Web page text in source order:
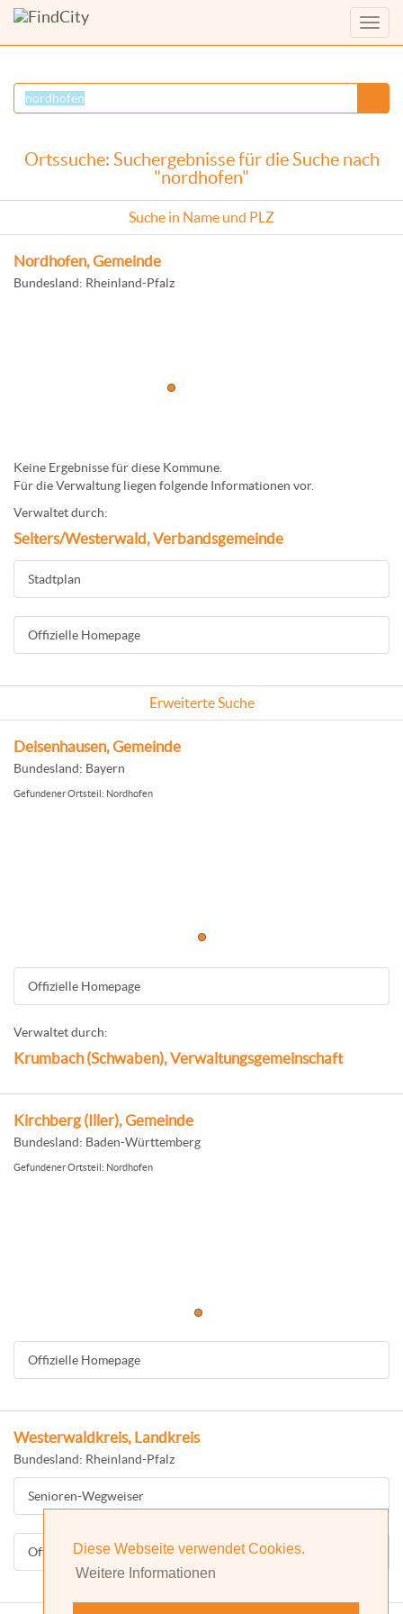
Diese Webseite verwendet Cookies.
Weitere Informationen
Menü
Ortssuche: Suchergebnisse für die Suche nach
"nordhofen"
Suche in Name und PLZ
Nordhofen, Gemeinde
Bundesland: Rheinland-Pfalz
Keine Ergebnisse für diese Kommune.
Für die Verwaltung liegen folgende Informationen vor.
Verwaltet durch:
Selters/Westerwald, Verbandsgemeinde
Stadtplan
Offizielle Homepage
Erweiterte Suche
Deisenhausen, Gemeinde
Bundesland: Bayern
Gefundener Ortsteil: Nordhofen
Offizielle Homepage
Verwaltet durch:
Krumbach (Schwaben), Verwaltungsgemeinschaft
Kirchberg (Iller), Gemeinde
Bundesland: Baden-Württemberg
Gefundener Ortsteil: Nordhofen
Offizielle Homepage
Westerwaldkreis, Landkreis
Bundesland: Rheinland-Pfalz
Senioren-Wegweiser
Offizielle Homepage